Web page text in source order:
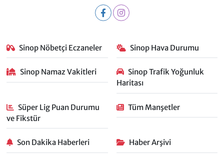
Sinop Nöbetçi Eczaneler Sinop Hava Durumu
Sinop Namaz Vakitleri
Sinop Trafik Yoğunluk
Haritası
Süper Lig Puan Durumu
ve Fikstür
Tüm Manşetler
Son Dakika Haberleri Haber Arşivi